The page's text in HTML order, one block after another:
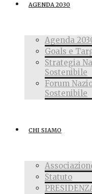
AGENDA 2030
Agenda
Goals e
Strategia
Sostenibile
Forum
Sostenibile
CHI SIAMO
Statuto